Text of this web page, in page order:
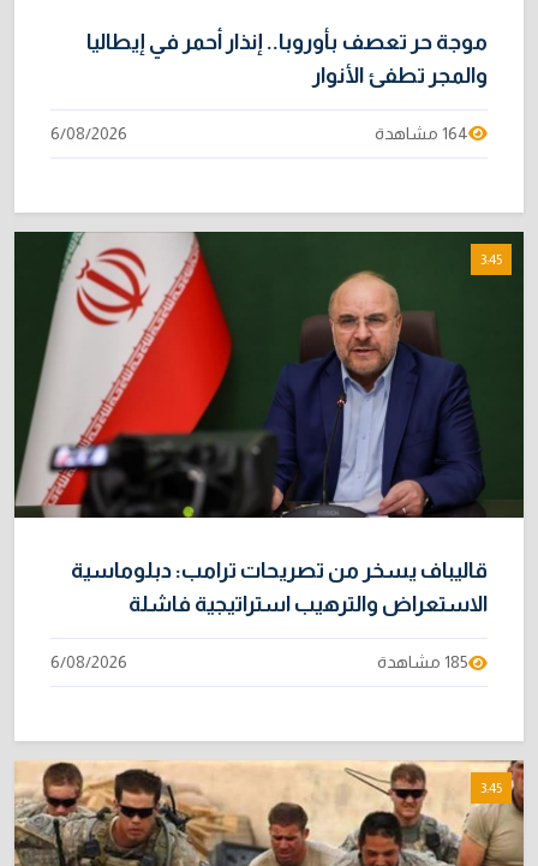
موجة حر تعصف بأوروبا.. إنذار أحمر في إيطاليا
والمجر تطفئ الأنوار
164 مشاهدة 6/08/2026
3:45
قاليباف يسخر من تصريحات ترامب: دبلوماسية
الاستعراض والترهيب استراتيجية فاشلة
185 مشاهدة 6/08/2026
3:45